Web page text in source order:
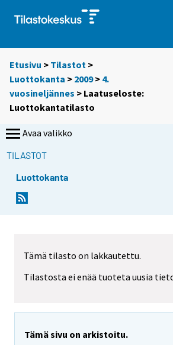
Etusivu > Tilastot >
Luottokanta > 2009> 4.
vuosineljännes > Laatuseloste:
Luottokantatilasto
Avaa valikko
TILASTOT
Luottokanta
Tämä tilasto on lakkautettu.
Tilastosta ei enää tuoteta uusia
Tämä sivu on arkistoitu.